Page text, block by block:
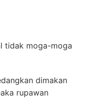
tidak moga-moga
dimakan
rupawan